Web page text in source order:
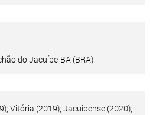
do Jacuípe-BA (BRA).
Vitória (2019); Jacuipense (2020);